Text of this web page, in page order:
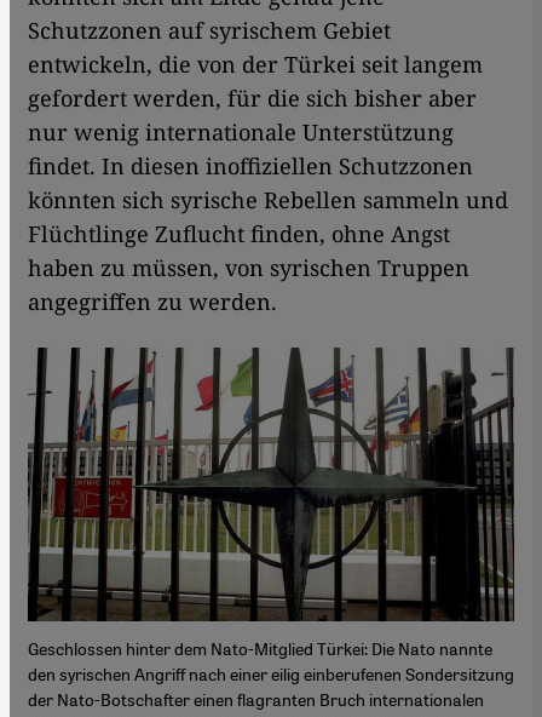
Schutzzonen auf syrischem Gebiet
entwickeln, die von der Türkei seit langem
gefordert werden, für die sich bisher aber
nur wenig internationale Unterstützung
findet. In diesen inoffiziellen Schutzzonen
könnten sich syrische Rebellen sammeln und
Flüchtlinge Zuflucht finden, ohne Angst
haben zu müssen, von syrischen Truppen
angegriffen zu werden.
Geschlossen hinter dem Nato-Mitglied Türkei: Die Nato nannte
den syrischen Angriff nach einer eilig einberufenen Sondersitzung
der Nato-Botschafter einen flagranten Bruch internationalen